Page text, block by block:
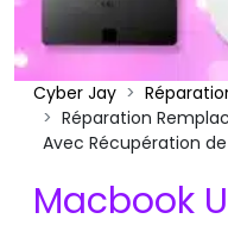
Cyber Jay
Réparation
Avec Récupération
Macbook